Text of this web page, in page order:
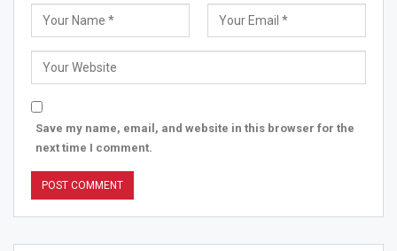
Save my name, email, and website in this browser for the
next time I comment.